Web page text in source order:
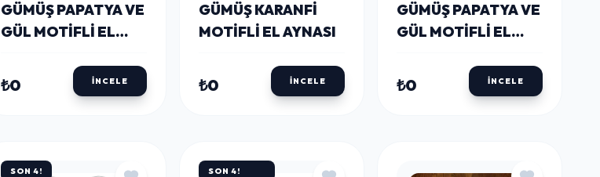
GÜMÜŞ PAPATYA VE
GÜL MOTIFLI EL
₺0 İNCELE
GÜMÜŞ KARANFI
MOTIFLI EL AYNASI
₺0 İNCELE
GÜMÜŞ PAPATYA VE
GÜL MOTIFLI EL
₺0 İNCELE
SON 4! SON 4!